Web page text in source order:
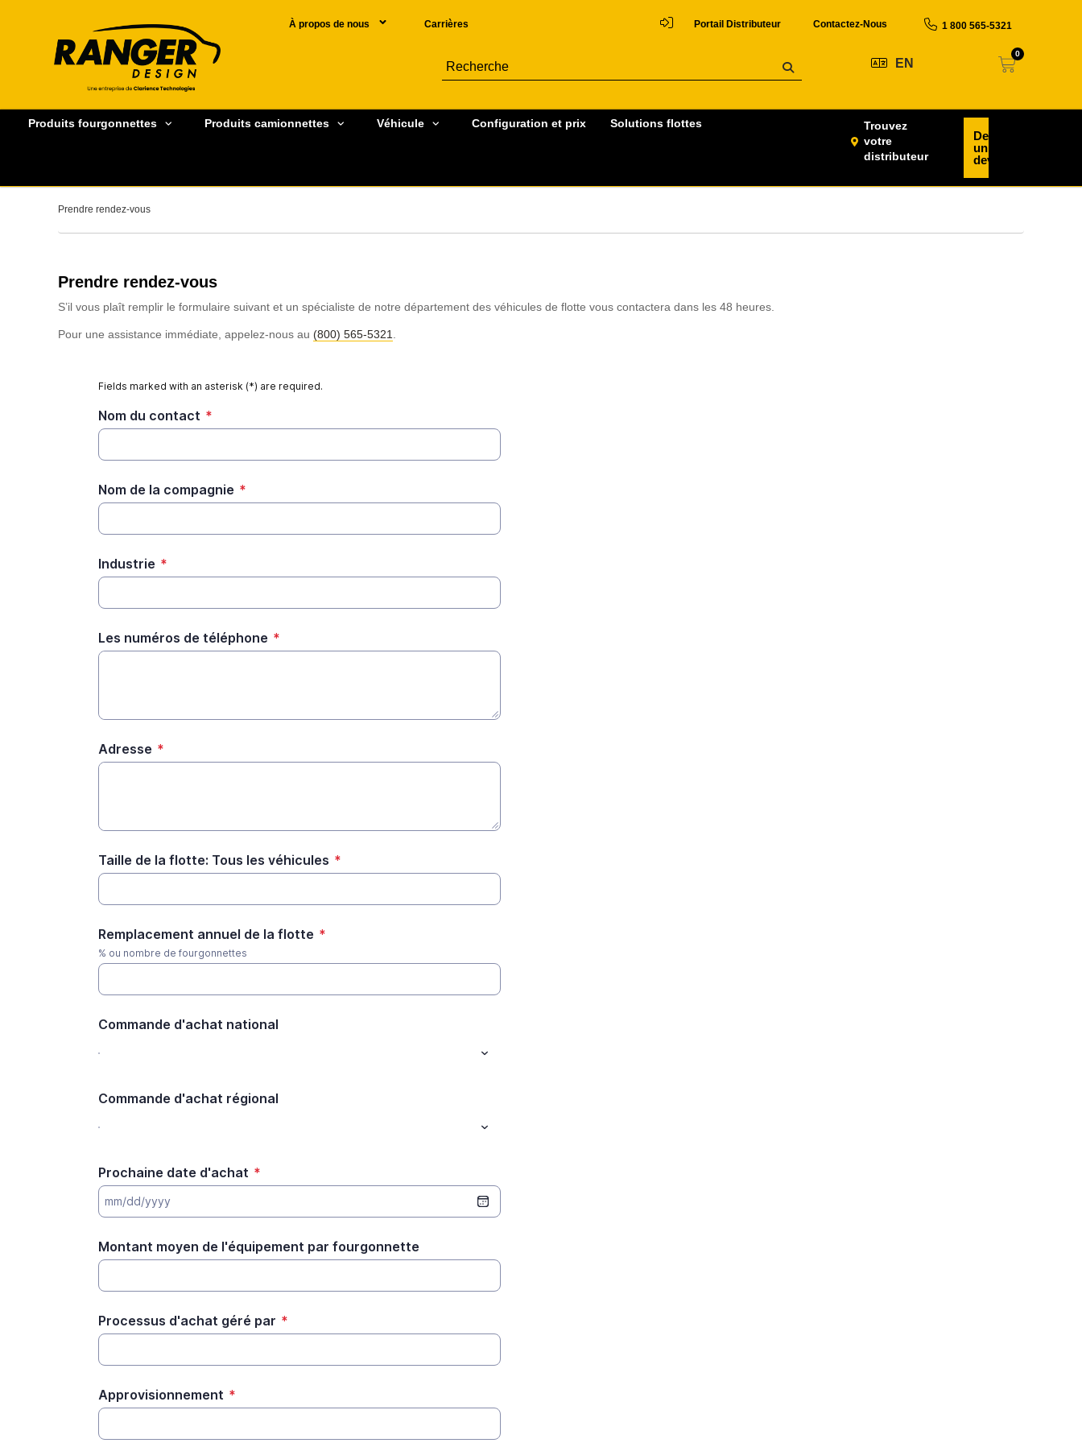
À propos de nous Carrières Portail Distributeur Contactez-Nous 1 800 565-5321
EN
0
Produits fourgonnettes Produits camionnettes Véhicule Configuration et prix Solutions flottes
Trouvez
votre
distributeur
Demander
un
devis
Prendre rendez-vous
Prendre rendez-vous
S’il vous plaît remplir le formulaire suivant et un spécialiste de notre département des véhicules de flotte vous contactera dans les 48 heures.
Pour une assistance immédiate, appelez-nous au (800) 565-5321